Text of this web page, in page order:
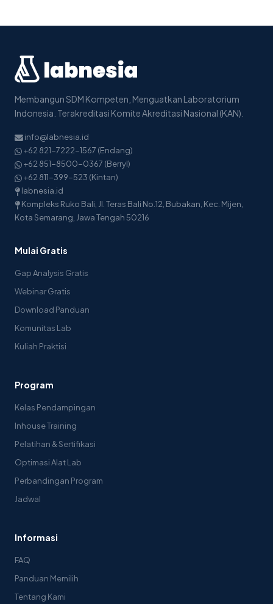
Membangun SDM Kompeten, Menguatkan Laboratorium
Indonesia. Terakreditasi Komite Akreditasi Nasional (KAN).
info@labnesia.id
+62 821-7222-1567 (Endang)
+62 851-8500-0367 (Berryl)
+62 811-399-523 (Kintan)
labnesia.id
Kompleks Ruko Bali, Jl. Teras Bali No.12, Bubakan, Kec. Mijen,
Kota Semarang, Jawa Tengah 50216
Mulai Gratis
Gap Analysis Gratis
Webinar Gratis
Download Panduan
Komunitas Lab
Kuliah Praktisi
Program
Kelas Pendampingan
Inhouse Training
Pelatihan & Sertifikasi
Optimasi Alat Lab
Perbandingan Program
Jadwal
Informasi
FAQ
Panduan Memilih
Tentang Kami